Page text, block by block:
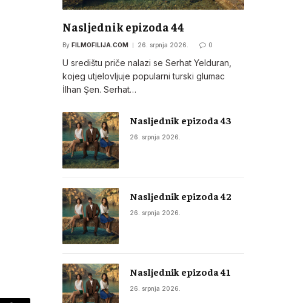
Nasljednik epizoda 44
By FILMOFILIJA.COM 26. srpnja 2026. 0
U središtu priče nalazi se Serhat Yelduran,
kojeg utjelovljuje popularni turski glumac
İlhan Şen. Serhat…
Nasljednik epizoda 43
26. srpnja 2026.
Nasljednik epizoda 42
26. srpnja 2026.
Nasljednik epizoda 41
26. srpnja 2026.